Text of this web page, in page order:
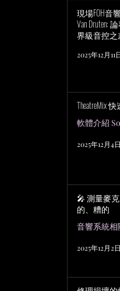
現場FOH音
Van Druten:
界級音控之
2025年12月11
TheatreMix
軟體介紹
2025年12月4
🎤 測量麥
的、糟的
2025年12月2